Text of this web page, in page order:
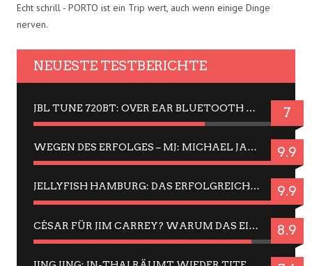
Echt schrill - PORTO ist ein Trip wert, auch wenn einige Dinge
nerven.
NEUESTE TESTBERICHTE
JBL TUNE 720BT: OVER EAR BLUETOOTH KOPFHÖRER UM DIE 50,-€ IM DAUER-TEST 7
WEGEN DES ERFOLGES – MJ: MICHAEL JACKSON MUSICAL IN EINER MATINEE SEHEN 9.9
JELLYFISH HAMBURG: DAS ERFOLGREICHE SOMMER-MENÜ 2025 IN GEFÜHLEN UND BILDERN 9.9
CÉSAR FÜR JIM CARREY? WARUM DAS EINER DER NERVIGSTEN ACTORS IST UND BLEIBT 8.9